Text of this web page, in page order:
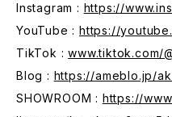
Instagram : https://
YouTube :https://
TikTok :www.tiktok.com/
Blog : https://ameblo.jp/
SHOWROOM : https://